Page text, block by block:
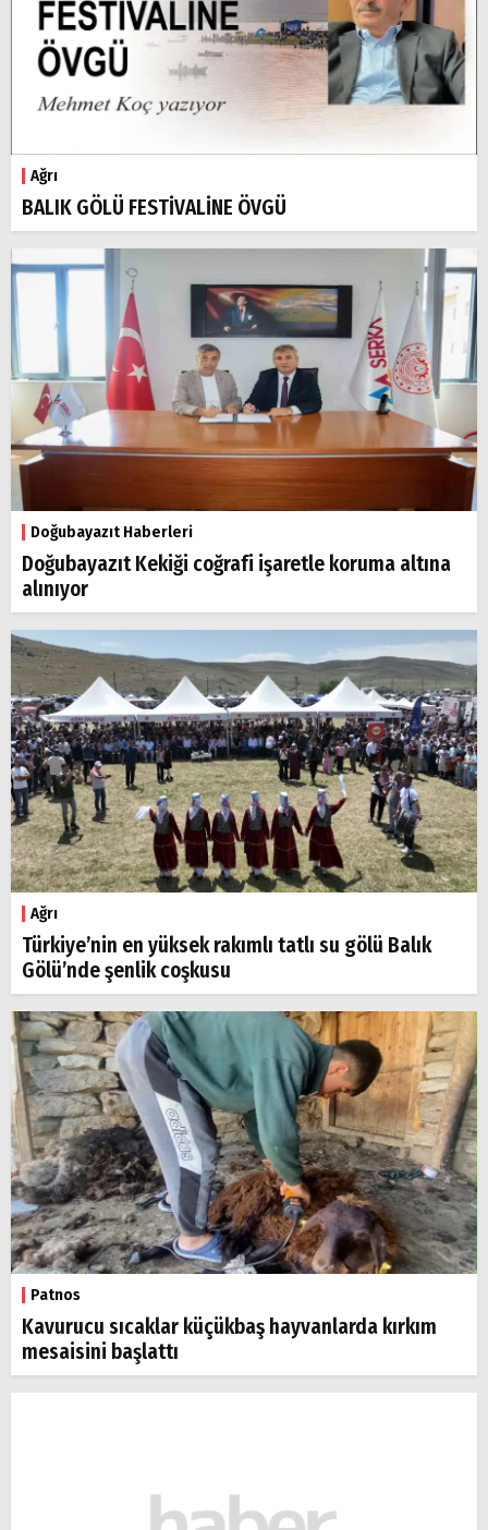
Ağrı
BALIK GÖLÜ FESTİVALİNE ÖVGÜ
Doğubayazıt Haberleri
Doğubayazıt Kekiği coğrafi işaretle koruma altına
alınıyor
Ağrı
Türkiye’nin en yüksek rakımlı tatlı su gölü Balık
Gölü’nde şenlik coşkusu
Patnos
Kavurucu sıcaklar küçükbaş hayvanlarda kırkım
mesaisini başlattı